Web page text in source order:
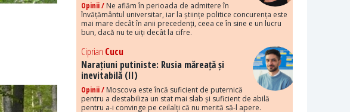
Opinii / Ne aflăm în perioada de admitere în
învățământul universitar, iar la științe politice concurența este
mai mare decât în anii precedenți, ceea ce în sine e un lucru
bun, dacă nu te uiți decât la cifre.
Ciprian Cucu
Narațiuni putiniste: Rusia măreață și
inevitabilă (II)
Opinii / Moscova este încă suficient de puternică
pentru a destabiliza un stat mai slab și suficient de abilă
pentru a-i convinge pe ceilalți că nu merită să-l apere.